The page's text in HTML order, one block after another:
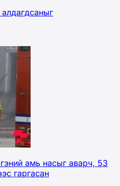
амь насыг аварч, 53
гаргасан